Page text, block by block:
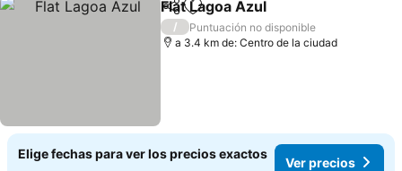
CompartirAgregar a favoritos
Flat Lagoa Azul
/
Puntuación no disponible
a 3.4 km de: Centro de la ciudad
Elige fechas para ver los precios exactos
Ver precios